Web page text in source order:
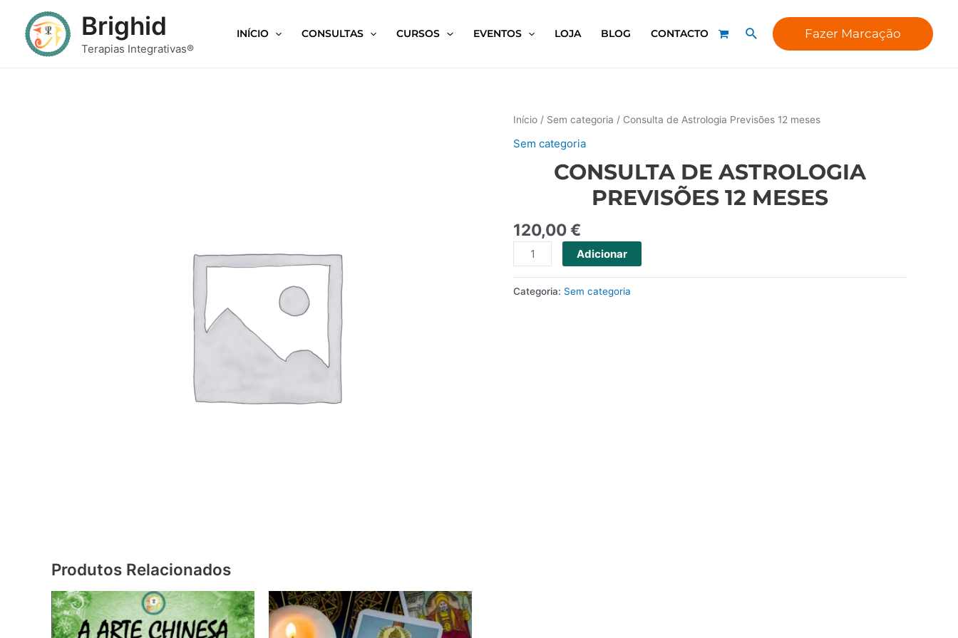
Brighid
Terapias Integrativas®
INÍCIO CONSULTAS CURSOS EVENTOS LOJA BLOG CONTACTO Fazer Marcação
Início / Sem categoria / Consulta de Astrologia Previsões 12 meses
Sem categoria
CONSULTA DE ASTROLOGIA
PREVISÕES 12 MESES
120,00€
Adicionar
Categoria: Sem categoria
Produtos Relacionados